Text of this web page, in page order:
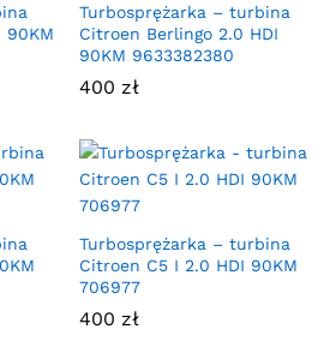
90KM
Turbosprężarka – turbina
Citroen Berlingo 2.0 HDI
90KM 9633382380
400 zł
Turbosprężarka – turbina
Citroen C5 I 2.0 HDI 90KM
706977
400 zł